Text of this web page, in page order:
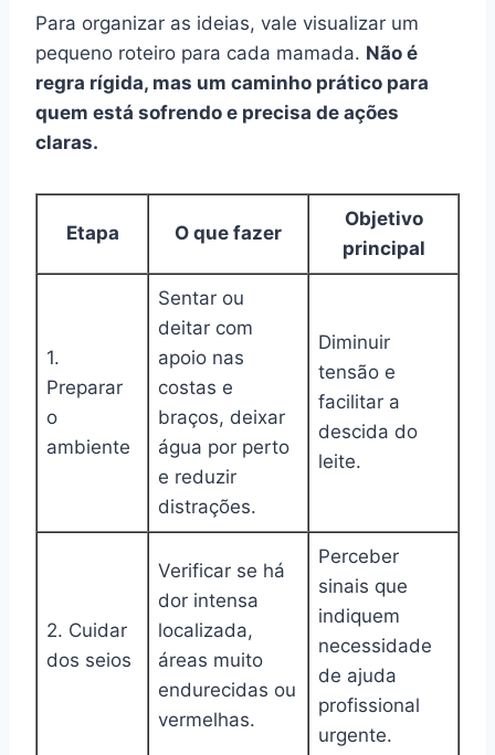
Para organizar as ideias, vale visualizar um
pequeno roteiro para cada mamada. Não é
regra rígida, mas um caminho prático para
quem está sofrendo e precisa de ações
claras.
Etapa O que fazer
Objetivo
principal
1.
Preparar
o
ambiente
Sentar ou
deitar com
apoio nas
costas e
braços, deixar
água por perto
e reduzir
distrações.
Diminuir
tensão e
facilitar a
descida do
leite.
2. Cuidar
dos seios
Verificar se há
dor intensa
localizada,
áreas muito
endurecidas ou
vermelhas.
Perceber
sinais que
indiquem
necessidade
de ajuda
profissional
urgente.